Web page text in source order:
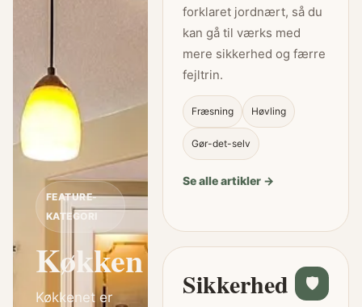
FEATURE-
KATEGORI
Køkken
Køkkenet er
forklaret jordnært, så du
kan gå til værks med
mere sikkerhed og færre
fejltrin.
Fræsning Høvling
Gør-det-selv
Se alle artikler →
Sikkerhed 🛡